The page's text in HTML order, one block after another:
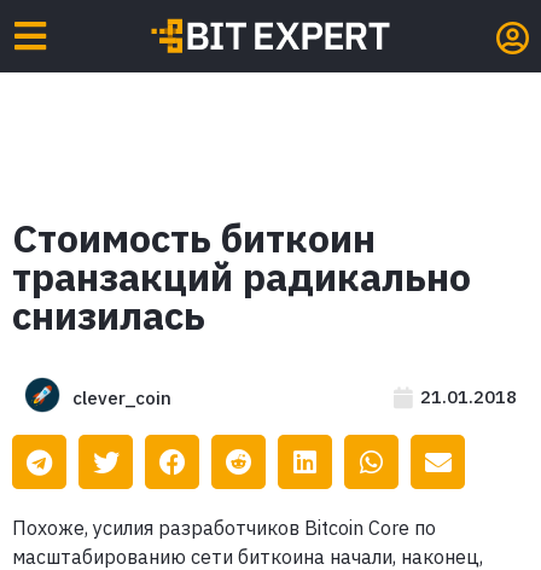
Стоимость биткоин
транзакций радикально
снизилась
clever_coin 21.01.2018
Похоже, усилия разработчиков Bitcoin Core по
масштабированию сети биткоина начали, наконец,